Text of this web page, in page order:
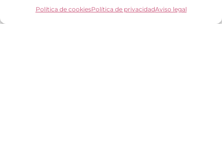
Política de cookiesPolítica de privacidadAviso legal
Mi cuenta
Los clientes opinan